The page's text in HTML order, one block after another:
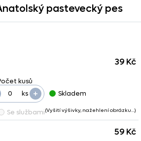
pastevecký pes
ks +
39 Kč
Skladem
Se službami(Vyšití výšivky, nažehlení obrázku…)
59 Kč